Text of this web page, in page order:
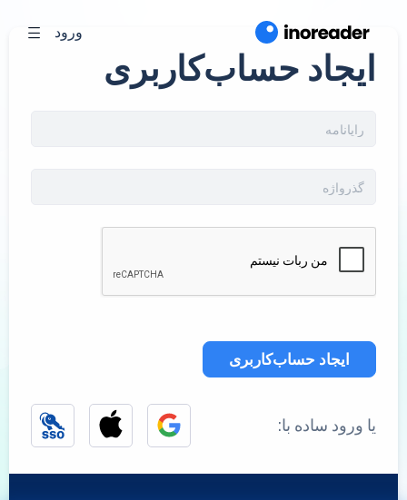
ورود
ایجاد حساب‌کاربری
ایجاد حساب‌کاربری
یا ورود ساده با: